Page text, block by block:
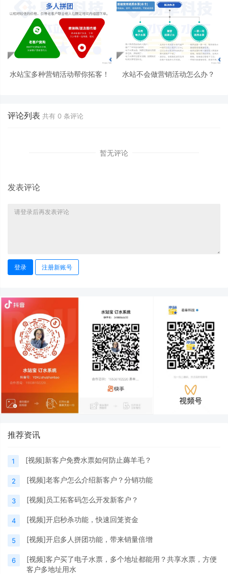
水站宝多种营销活动帮你拓客！ 水站不会做营销活动怎么办？
评论列表 共有 0 条评论
暂无评论
发表评论
登录 注册新账号
推荐资讯
1 [视频]新客户免费水票如何防止薅羊毛？
2 [视频]老客户怎么介绍新客户？分销功能
3 [视频]员工拓客码怎么开发新客户？
4 [视频]开启秒杀功能，快速回笼资金
5 [视频]开启多人拼团功能，带来销量倍增
6
[视频]客户买了电子水票，多个地址都能用？共享水票，方便
客户多地址用水